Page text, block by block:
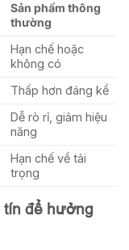
Sản phẩm thông
thường
Hạn chế hoặc
không có
Thấp hơn đáng kể
Dễ rò rỉ, giảm hiệu
năng
Hạn chế về tải
trọng
tín để hưởng